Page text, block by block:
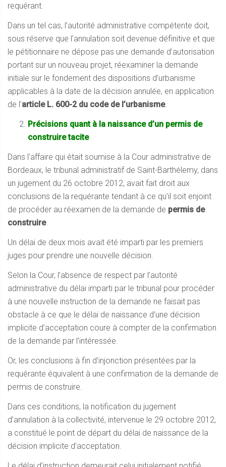
requérant.
Dans un tel cas, l’autorité administrative compétente doit,
sous réserve que l’annulation soit devenue définitive et que
le pétitionnaire ne dépose pas une demande d’autorisation
portant sur un nouveau projet, réexaminer la demande
initiale sur le fondement des dispositions d’urbanisme
applicables à la date de la décision annulée, en application
de l’article L. 600-2 du code de l’urbanisme.
Précisions quant à la naissance d’un permis de
construire tacite
Dans l’affaire qui était soumise à la Cour administrative de
Bordeaux, le tribunal administratif de Saint-Barthélemy, dans
un jugement du 26 octobre 2012, avait fait droit aux
conclusions de la requérante tendant à ce qu’il soit enjoint
de procéder au réexamen de la demande de permis de
construire.
Un délai de deux mois avait été imparti par les premiers
juges pour prendre une nouvelle décision.
Selon la Cour, l’absence de respect par l’autorité
administrative du délai imparti par le tribunal pour procéder
à une nouvelle instruction de la demande ne faisait pas
obstacle à ce que le délai de naissance d’une décision
implicite d’acceptation coure à compter de la confirmation
de la demande par l’intéressée.
Or, les conclusions à fin d’injonction présentées par la
requérante équivalent à une confirmation de la demande de
permis de construire.
Dans ces conditions, la notification du jugement
d’annulation à la collectivité, intervenue le 29 octobre 2012,
a constitué le point de départ du délai de naissance de la
décision implicite d’acceptation.